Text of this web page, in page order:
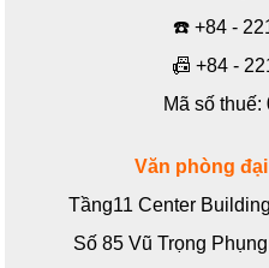
☎️ +84 -
📠 +84 -
Mã số
Văn phòng
Tầng11 Center
Số 85 Vũ Trọng